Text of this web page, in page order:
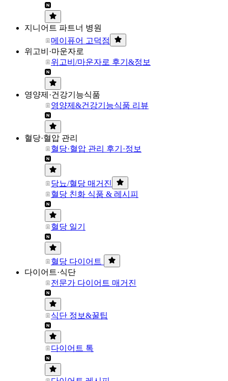
지니어트 파트너 병원
메이퓨어 고덕점
위고비·마운자로
위고비/마운자로 후기&정보
영양제·건강기능식품
영양제&건강기능식품 리뷰
혈당·혈압 관리
혈당·혈압 관리 후기·정보
당뇨/혈당 매거진
혈당 친화 식품 & 레시피
혈당 일기
혈당 다이어트
다이어트·식단
전문가 다이어트 매거진
식단 정보&꿀팁
다이어트 톡